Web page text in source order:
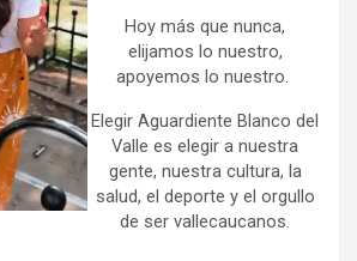
Hoy más que nunca,
elijamos lo nuestro,
apoyemos lo nuestro.
Elegir Aguardiente Blanco del
Valle es elegir a nuestra
gente, nuestra cultura, la
salud, el deporte y el orgullo
de ser vallecaucanos.